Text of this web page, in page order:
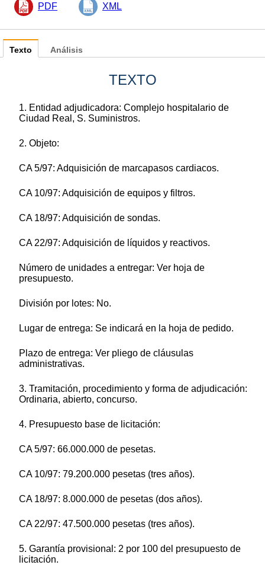
PDF XML
Texto
TEXTO
1. Entidad adjudicadora: Complejo hospitalario de
Ciudad Real, S. Suministros.
2. Objeto:
CA 5/97: Adquisición de marcapasos cardiacos.
CA 10/97: Adquisición de equipos y filtros.
CA 18/97: Adquisición de sondas.
CA 22/97: Adquisición de líquidos y reactivos.
Número de unidades a entregar: Ver hoja de
presupuesto.
División por lotes: No.
Lugar de entrega: Se indicará en la hoja de pedido.
Plazo de entrega: Ver pliego de cláusulas
administrativas.
3. Tramitación, procedimiento y forma de adjudicación:
Ordinaria, abierto, concurso.
4. Presupuesto base de licitación:
CA 5/97: 66.000.000 de pesetas.
CA 10/97: 79.200.000 pesetas (tres años).
CA 18/97: 8.000.000 de pesetas (dos años).
CA 22/97: 47.500.000 pesetas (tres años).
5. Garantía provisional: 2 por 100 del presupuesto de
licitación.
Análisis